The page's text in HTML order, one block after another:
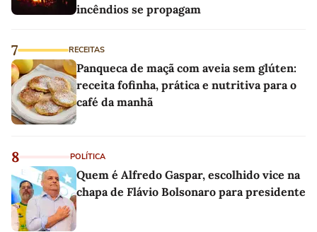
incêndios se propagam
7 RECEITAS
Panqueca de maçã com aveia sem glúten:
receita fofinha, prática e nutritiva para o
café da manhã
8 POLÍTICA
Quem é Alfredo Gaspar, escolhido vice na
chapa de Flávio Bolsonaro para presidente